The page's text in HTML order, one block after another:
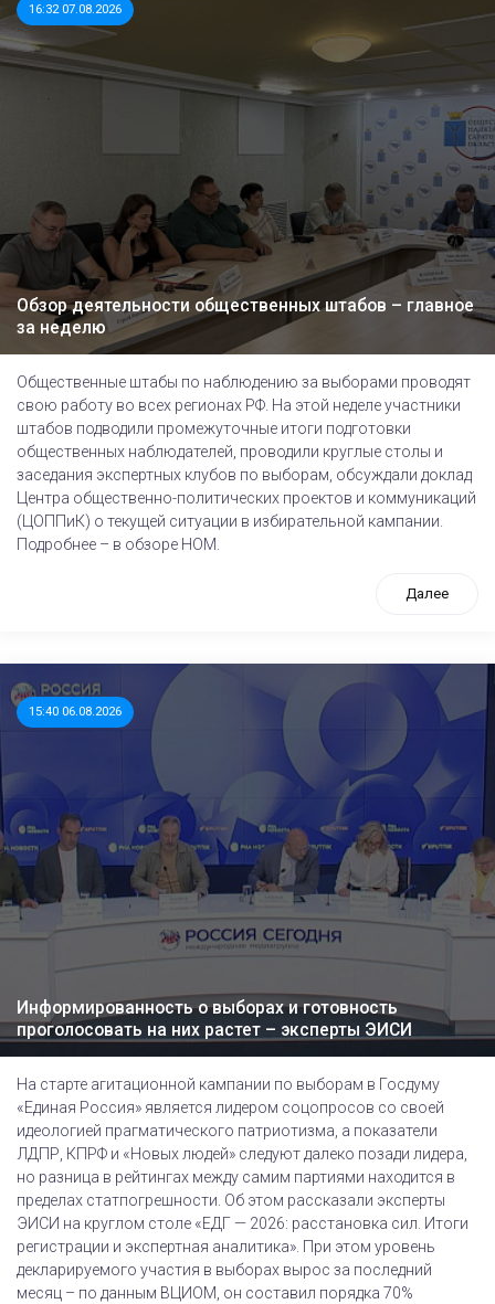
16:32 07.08.2026
Обзор деятельности общественных штабов – главное
за неделю
Общественные штабы по наблюдению за выборами проводят
свою работу во всех регионах РФ. На этой неделе участники
штабов подводили промежуточные итоги подготовки
общественных наблюдателей, проводили круглые столы и
заседания экспертных клубов по выборам, обсуждали доклад
Центра общественно-политических проектов и коммуникаций
(ЦОППиК) о текущей ситуации в избирательной кампании.
Подробнее – в обзоре НОМ.
Далее
15:40 06.08.2026
Информированность о выборах и готовность
проголосовать на них растет – эксперты ЭИСИ
На старте агитационной кампании по выборам в Госдуму
«Единая Россия» является лидером соцопросов со своей
идеологией прагматического патриотизма, а показатели
ЛДПР, КПРФ и «Новых людей» следуют далеко позади лидера,
но разница в рейтингах между самим партиями находится в
пределах статпогрешности. Об этом рассказали эксперты
ЭИСИ на круглом столе «ЕДГ — 2026: расстановка сил. Итоги
регистрации и экспертная аналитика». При этом уровень
декларируемого участия в выборах вырос за последний
месяц – по данным ВЦИОМ, он составил порядка 70%